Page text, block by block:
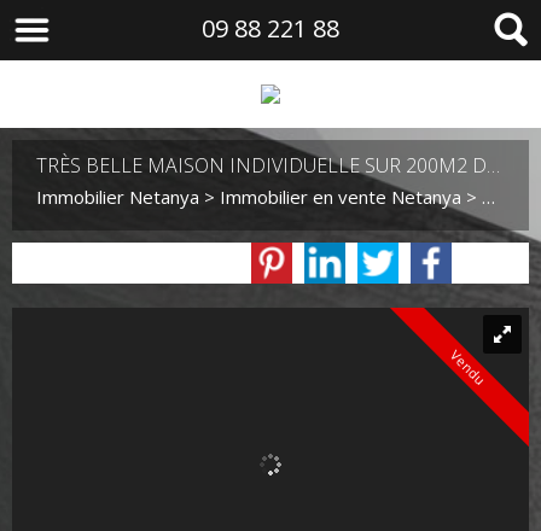
09 88 221 88
TRÈS BELLE MAISON INDIVIDUELLE SUR 200M2 DE TERRAIN
Immobilier Netanya > Immobilier en vente Netanya >
Vendu